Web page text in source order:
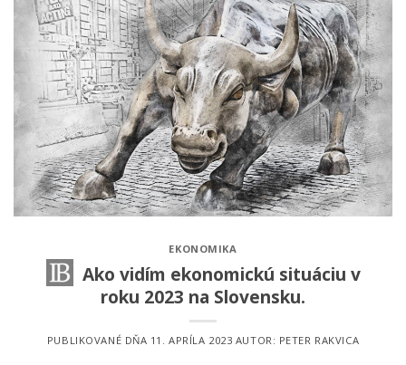
EKONOMIKA
Ako vidím ekonomickú situáciu v
roku 2023 na Slovensku.
PUBLIKOVANÉ DŇA 11. APRÍLA 2023 AUTOR: PETER RAKVICA